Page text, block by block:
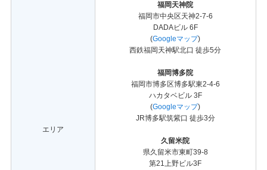
エリア
福岡天神院
福岡市中央区天神2-7-6
DADAビル 6F
(Googleマップ)
西鉄福岡天神駅北口 徒歩5分
福岡博多院
福岡市博多区博多駅東2-4-6
ハカタベビル 3F
(Googleマップ)
JR博多駅筑紫口 徒歩3分
久留米院
県久留米市東町39-8
第21上野ビル3F